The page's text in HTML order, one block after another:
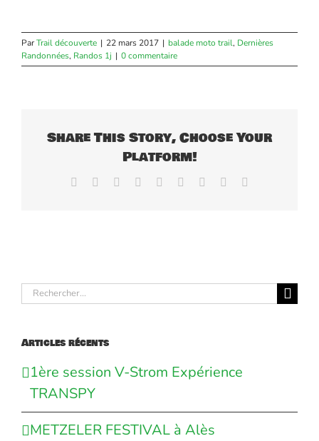
ParTrail découverte | 22 mars 2017 | balade moto trail, Dernières
Randonnées, Randos 1j | 0 commentaire
Share This Story, Choose Your
Platform!
Facebook Reddit LinkedInWhatsApp
TumblrPinterest
Rechercher:
Articles récents
1ère session V-Strom Expérience
TRANSPY
METZELER FESTIVAL à Alès